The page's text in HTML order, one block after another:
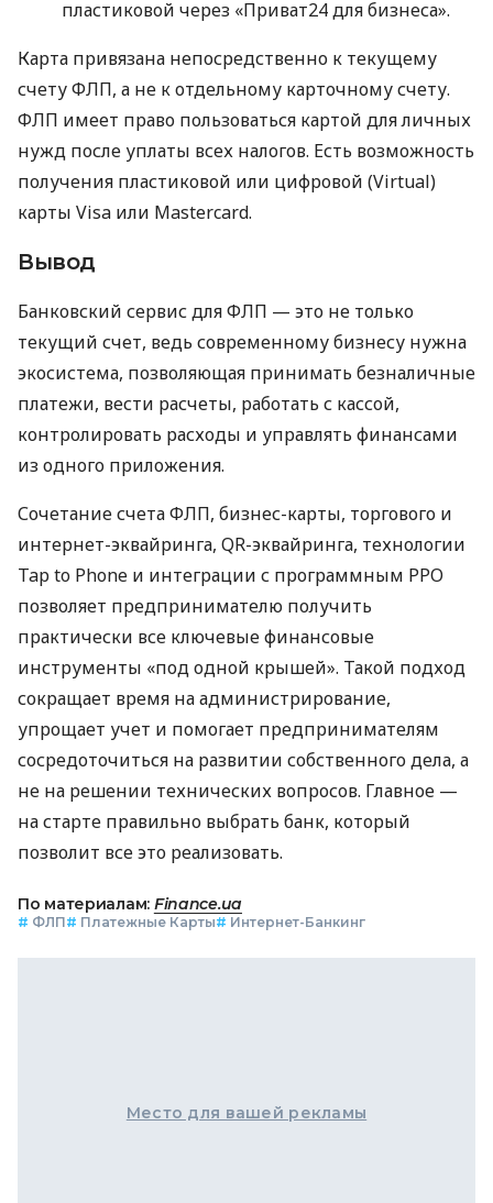
пластиковой через «Приват24 для бизнеса».
Карта привязана непосредственно к текущему
счету ФЛП, а не к отдельному карточному счету.
ФЛП имеет право пользоваться картой для личных
нужд после уплаты всех налогов. Есть возможность
получения пластиковой или цифровой (Virtual)
карты Visa или Mastercard.
Вывод
Банковский сервис для ФЛП — это не только
текущий счет, ведь современному бизнесу нужна
экосистема, позволяющая принимать безналичные
платежи, вести расчеты, работать с кассой,
контролировать расходы и управлять финансами
из одного приложения.
Сочетание счета ФЛП, бизнес-карты, торгового и
интернет-эквайринга, QR-эквайринга, технологии
Tap to Phone и интеграции с программным РРО
позволяет предпринимателю получить
практически все ключевые финансовые
инструменты «под одной крышей». Такой подход
сокращает время на администрирование,
упрощает учет и помогает предпринимателям
сосредоточиться на развитии собственного дела, а
не на решении технических вопросов. Главное —
на старте правильно выбрать банк, который
позволит все это реализовать.
По материалам: Finance.ua
# ФЛП# Платежные Карты# Интернет-Банкинг
Место для вашей рекламы